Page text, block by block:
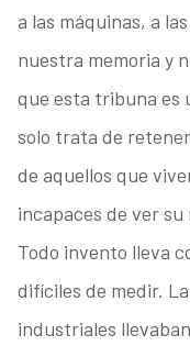
a las máquinas, a
nuestra memoria y
que esta tribuna es
solo trata de
de aquellos que
incapaces de ver
Todo invento lleva
difíciles de medir.
industriales